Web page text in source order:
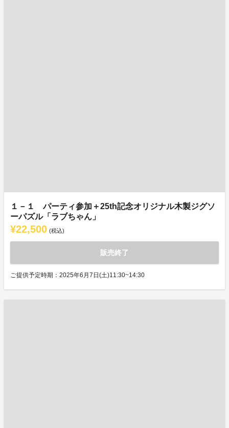
１－１ パーティ参加＋25th記念オリジナル木製ジグソ
ーパズル「ラブちゃん」
¥22,500 (税込)
販売終了
ご提供予定時期：2025年6月7日(土)11:30~14:30